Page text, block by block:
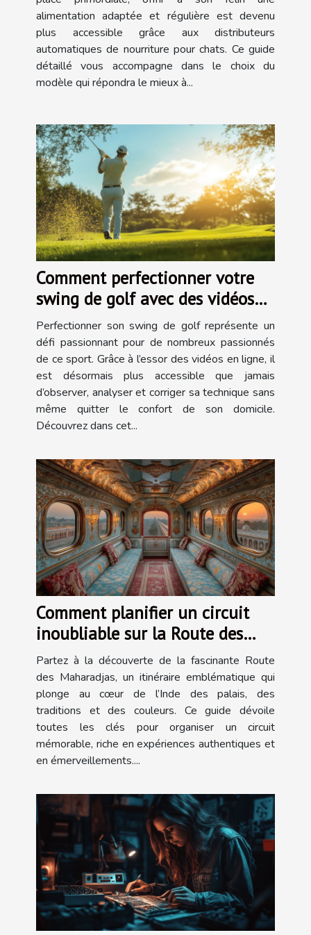
alimentation adaptée et régulière est devenu
plus accessible grâce aux distributeurs
automatiques de nourriture pour chats. Ce guide
détaillé vous accompagne dans le choix du
modèle qui répondra le mieux à...
Comment perfectionner votre
swing de golf avec des vidéos
en ligne
Perfectionner son swing de golf représente un
défi passionnant pour de nombreux passionnés
de ce sport. Grâce à l’essor des vidéos en ligne, il
est désormais plus accessible que jamais
d’observer, analyser et corriger sa technique sans
même quitter le confort de son domicile.
Découvrez dans cet...
Comment planifier un circuit
inoubliable sur la Route des
Maharadjas ?
Partez à la découverte de la fascinante Route
des Maharadjas, un itinéraire emblématique qui
plonge au cœur de l’Inde des palais, des
traditions et des couleurs. Ce guide dévoile
toutes les clés pour organiser un circuit
mémorable, riche en expériences authentiques et
en émerveillements....